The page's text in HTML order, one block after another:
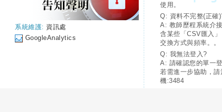
系統維護: 資訊處
GoogleAnalytics
使用。
Q: 資料不完整(正確
A: 教師歷程系統介
含某些「CSV匯入
交換方式與頻率。。
Q: 我無法登入?
A: 請確認您的單一
若需進一步協助，
機:3484